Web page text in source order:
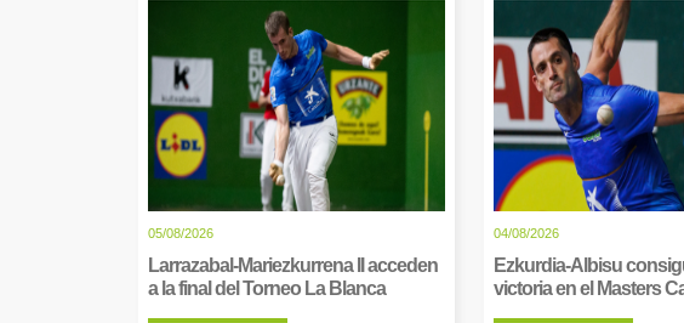
05/08/2026
Larrazabal-Mariezkurrena II acceden
a la final del Torneo La Blanca
04/08/2026
Ezkurdia-Albisu
victoria en el Masters